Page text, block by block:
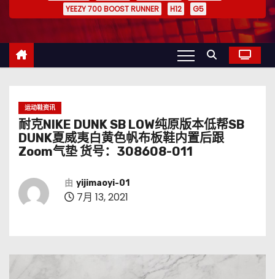
YEEZY 700 BOOST RUNNER
H12 G5
运动鞋资讯
耐克NIKE DUNK SB LOW纯原版本低帮SB
DUNK夏威夷白黄色帆布板鞋内置后跟
Zoom气垫 货号：308608-011
由 yijimaoyi-01
7月 13, 2021